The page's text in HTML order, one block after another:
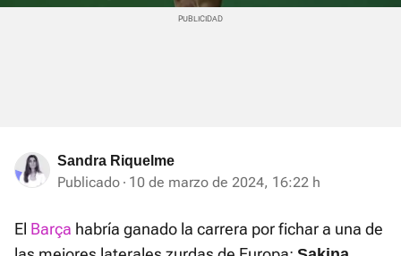
Sandra Riquelme
Publicado 10 de marzo de 2024, 16:22 h
El Barça habría ganado la carrera por fichar a una de